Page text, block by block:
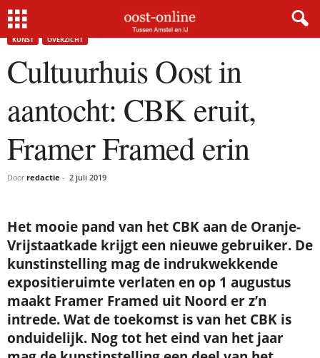
Home Cultuurhuis Oost in aantocht: CBK eruit, Framer Framed erin
KUNST OVERZICHT
Cultuurhuis Oost in
aantocht: CBK eruit,
Framer Framed erin
Door redactie - 2 juli 2019
Het mooie pand van het CBK aan de Oranje-
Vrijstaatkade krijgt een nieuwe gebruiker. De
kunstinstelling mag de indrukwekkende
expositieruimte verlaten en op 1 augustus
maakt Framer Framed uit Noord er z’n
intrede. Wat de toekomst is van het CBK is
onduidelijk. Nog tot het eind van het jaar